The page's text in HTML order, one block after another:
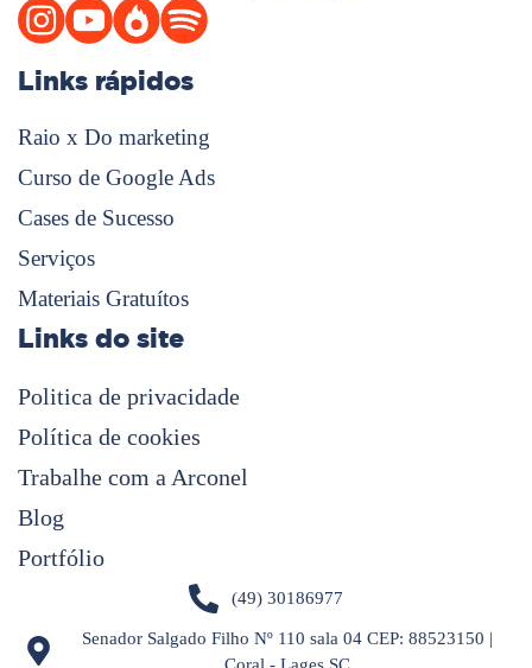
Links rápidos
Raio x Do marketing
Curso de Google Ads
Cases de Sucesso
Serviços
Materiais Gratuítos
Links do site
Politica de privacidade
Política de cookies
Trabalhe com a Arconel
Blog
Portfólio
(49) 30186977
Senador Salgado Filho Nº 110 sala 04 CEP: 88523150 |
Coral - Lages SC